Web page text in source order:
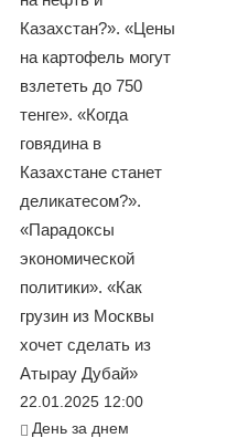
Казахстан?». «Цены
на картофель могут
взлететь до 750
тенге». «Когда
говядина в
Казахстане станет
деликатесом?».
«Парадоксы
экономической
политики». «Как
грузин из Москвы
хочет сделать из
Атырау Дубай»
22.01.2025 12:00
День за днем